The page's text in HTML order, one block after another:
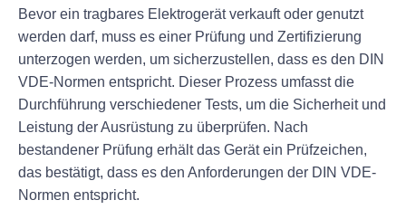
Bevor ein tragbares Elektrogerät verkauft oder genutzt
werden darf, muss es einer Prüfung und Zertifizierung
unterzogen werden, um sicherzustellen, dass es den DIN
VDE-Normen entspricht. Dieser Prozess umfasst die
Durchführung verschiedener Tests, um die Sicherheit und
Leistung der Ausrüstung zu überprüfen. Nach
bestandener Prüfung erhält das Gerät ein Prüfzeichen,
das bestätigt, dass es den Anforderungen der DIN VDE-
Normen entspricht.